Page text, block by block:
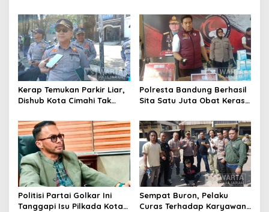
Motor Berknalpot Brong
Riau
Kerap Temukan Parkir Liar,
Dishub Kota Cimahi Tak
Pembinaan
Polresta Bandung Berhasil
Sita Satu Juta Obat Keras
Kasus Narkoba
Politisi Partai Golkar Ini
Tanggapi Isu Pilkada Kota
Sempat Buron, Pelaku
Curas Terhadap Karyawan